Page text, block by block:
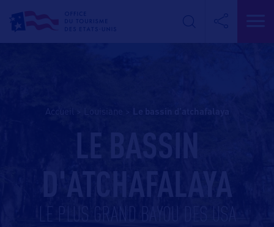
Accueil
LE BASSIN
D'ATCHAFALAYA
LE PLUS GRAND BAYOU DES USA